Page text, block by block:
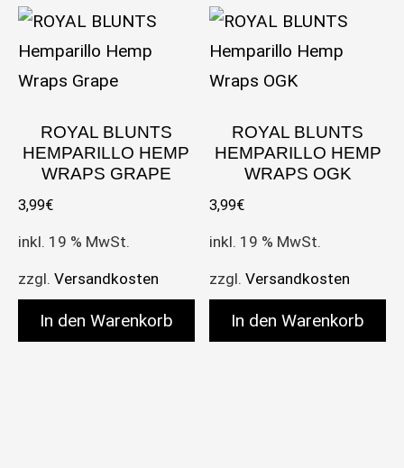
ROYAL BLUNTS
HEMPARILLO HEMP
WRAPS GRAPE
3,99€
inkl. 19 % MwSt.
zzgl. Versandkosten
In den Warenkorb
ROYAL BLUNTS
HEMPARILLO HEMP
WRAPS OGK
3,99€
inkl. 19 % MwSt.
zzgl.Versandkosten
In den Warenkorb